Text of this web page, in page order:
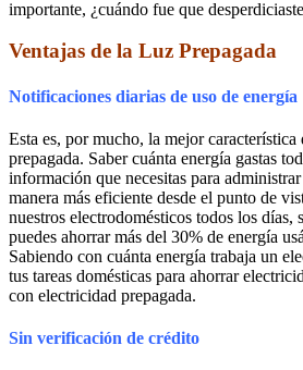
importante, ¿cuándo fue que
Ventajas de la Luz Prepagada
Notificaciones diarias de uso de energía
Esta es, por mucho, la mejor característica
prepagada. Saber cuánta energía gastas
información que necesitas para
manera más eficiente desde el punto de
nuestros electrodomésticos todos los días,
puedes ahorrar más del 30% de energía
Sabiendo con cuánta energía trabaja un
tus tareas domésticas para ahorrar
con electricidad prepagada.
Sin verificación de crédito